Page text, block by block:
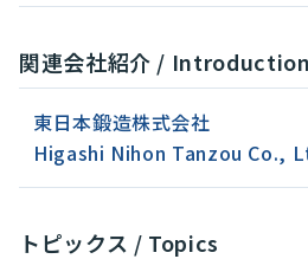
関連会社紹介 /
東日本鍛造株式会社
Higashi Nihon Tanzou Co.,
トピックス / Topics